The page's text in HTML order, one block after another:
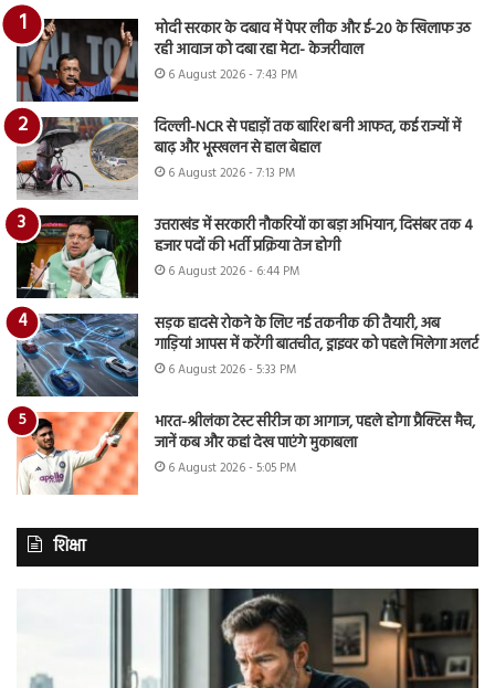
मोदी सरकार के दबाव में पेपर लीक और ई-20 के खिलाफ उठ
रही आवाज को दबा रहा मेटा- केजरीवाल
6 August 2026 - 7:43 PM
दिल्ली-NCR से पहाड़ों तक बारिश बनी आफत, कई राज्यों में
बाढ़ और भूस्खलन से हाल बेहाल
6 August 2026 - 7:13 PM
उत्तराखंड में सरकारी नौकरियों का बड़ा अभियान, दिसंबर तक 4
हजार पदों की भर्ती प्रक्रिया तेज होगी
6 August 2026 - 6:44 PM
सड़क हादसे रोकने के लिए नई तकनीक की तैयारी, अब
गाड़ियां आपस में करेंगी बातचीत, ड्राइवर को पहले मिलेगा अलर्ट
6 August 2026 - 5:33 PM
भारत-श्रीलंका टेस्ट सीरीज का आगाज, पहले होगा प्रैक्टिस मैच,
जानें कब और कहां देख पाएंगे मुकाबला
6 August 2026 - 5:05 PM
शिक्षा